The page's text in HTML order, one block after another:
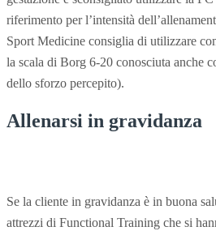
riferimento per l’intensità
Sport Medicine consiglia di utilizzare
la scala di Borg 6-20 conosciuta anche
dello sforzo percepito).
Allenarsi in gravidanza
Se la cliente in gravidanza è in buona
attrezzi di Functional Training che si